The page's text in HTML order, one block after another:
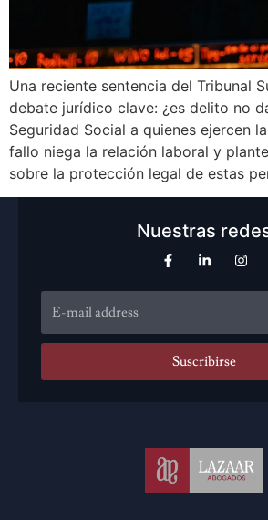
Una reciente sentencia del Tribunal
debate jurídico clave: ¿es delito no
Seguridad Social a quienes ejercen
fallo niega la relación laboral y
sobre la protección legal de estas
Nuestras
Suscribirse